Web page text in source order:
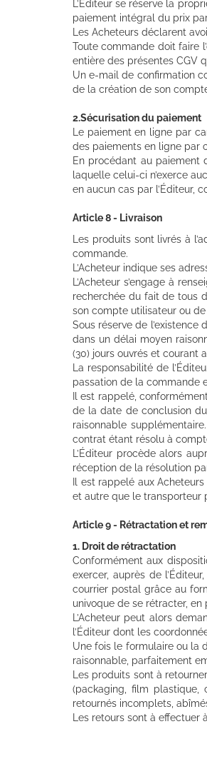
L’Éditeur se réserve la
paiement intégral du prix
Les Acheteurs déclarent
Toute commande doit faire
entière des présentes CGV
Un e-mail de confirmation
de la création de son
2.Sécurisation du paiement
Le paiement en ligne par
des paiements en ligne par
En procédant au paiement
laquelle celui-ci n’exerce
en aucun cas par l’Éditeur,
Article 8 - Livraison
Les produits sont livrés à
commande.
L’Acheteur indique ses
L’Acheteur s’engage à
recherchée du fait de tous
son compte utilisateur ou
Sous réserve de
dans un délai moyen
(30) jours ouvrés et courant
La responsabilité de
passation de la commande
Il est rappelé,
de la date de conclusion
raisonnable
contrat étant résolu à
L’Éditeur procède alors
réception de la résolution
Il est rappelé aux
et autre que le transporteur
Article 9 - Rétractation et
1. Droit de rétractation
Conformément aux
exercer, auprès de
courrier postal grâce au
univoque de se rétracter,
L’Acheteur peut alors
l’Éditeur dont les
Une fois le formulaire ou la
raisonnable, parfaitement
Les produits sont à
(packaging, film plastique,
retournés incomplets,
Les retours sont à effectuer